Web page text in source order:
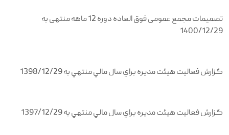
تصمیمات مجمع عمومی فوق العاده دوره 12 ماهه منتهی به
1400/12/29
گزارش فعاليت هيئت مديره براي سال مالي منتهي به 1398/12/29
گزارش فعاليت هيئت مديره براي سال مالي منتهي به 1397/12/29